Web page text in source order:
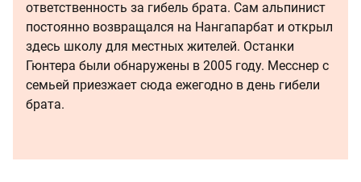
ответственность за гибель брата. Сам альпинист
постоянно возвращался на Нангапарбат и открыл
здесь школу для местных жителей. Останки
Гюнтера были обнаружены в 2005 году. Месснер с
семьей приезжает сюда ежегодно в день гибели
брата.